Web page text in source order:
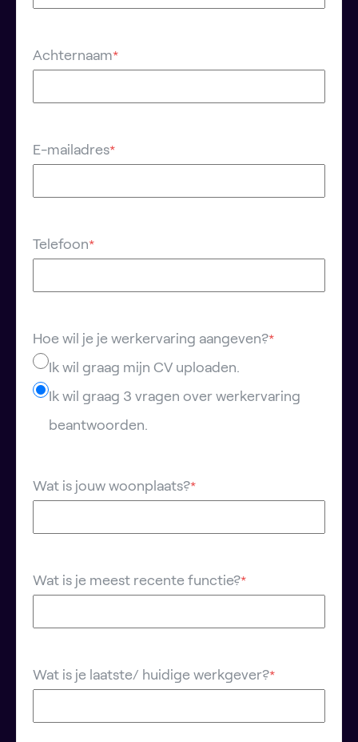
Achternaam*
E-mailadres*
Telefoon*
Hoe wil je je werkervaring aangeven?*
Ik wil graag mijn CV uploaden.
Ik wil graag 3 vragen over werkervaring
beantwoorden.
Wat is jouw woonplaats?*
Wat is je meest recente functie?*
Wat is je laatste/ huidige werkgever?*